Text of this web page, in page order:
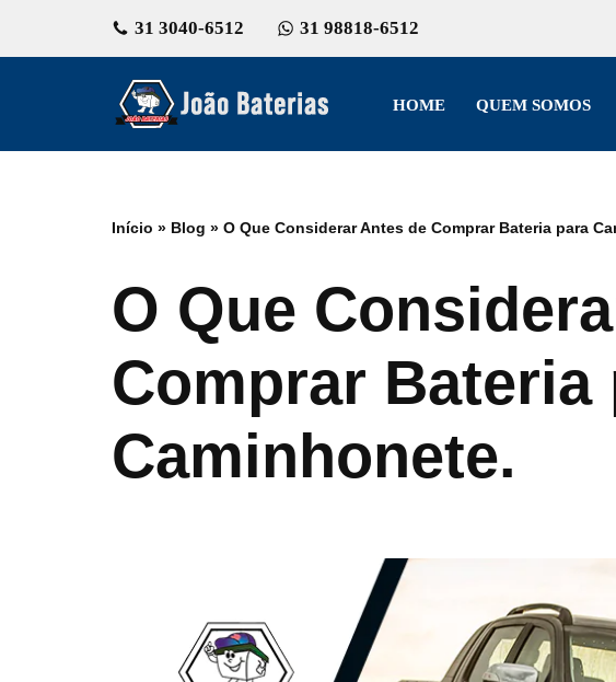
Pular
31 3040-6512 31 98818-6512
HOME QUEM SOMOS
Início » Blog » O Que Considerar Antes de Comprar Bateria para
O Que
Comprar Bateria
Caminhonete.